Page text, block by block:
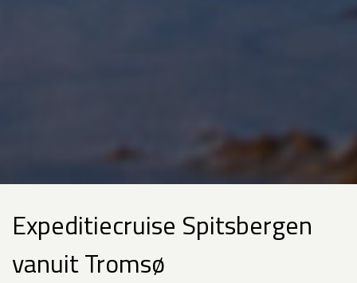
Expeditiecruise Spitsbergen
vanuit Tromsø